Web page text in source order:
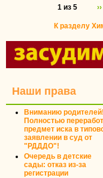
1 из 5
››
К разделу
Наши права
Вниманию родителей!
Полностью
предмет иска в
заявлении в суд от
"РДДДО"!
Очередь в детские
сады: отказ из-за
регистрации